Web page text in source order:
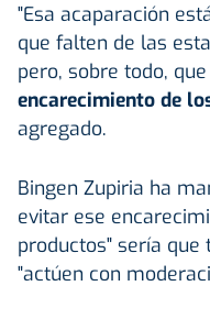
"Esa acaparación
que falten de las
pero, sobre todo,
encarecimiento de
agregado.
Bingen Zupiria ha
evitar ese
productos" sería
"actúen con